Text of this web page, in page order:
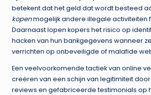
betekent dat het geld dat wordt besteed
kopenmogelijk andere illegale activiteiten
Daarnaast lopen kopers het risico op
hacken van hun bankgegevens wanneer
verrichten op onbeveiligde of malafide
Een veelvoorkomende tactiek van online
creëren van een schijn van legitimiteit
reviews en gefabriceerde testimonials op